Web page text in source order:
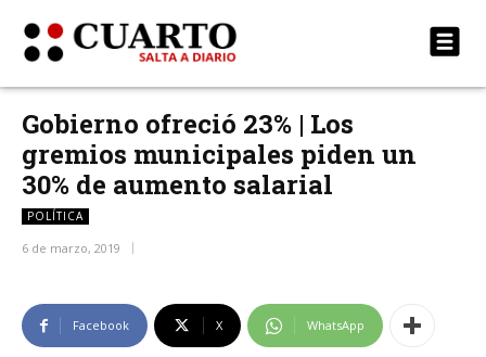
Gobierno ofreció 23% | Los
gremios municipales piden un
30% de aumento salarial
POLÍTICA
6 de marzo, 2019
Facebook X WhatsApp